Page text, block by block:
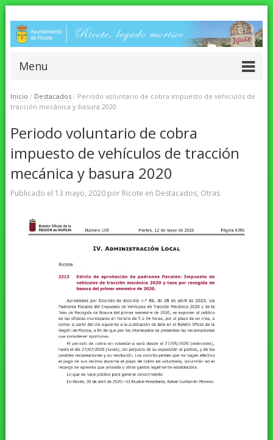
Menu
Inicio / Destacados / Periodo voluntario de cobra impuesto de vehículos de
tracción mecánica y basura 2020
Periodo voluntario de cobra
impuesto de vehículos de tracción
mecánica y basura 2020
Publicado el 13 mayo, 2020por Ricote en Destacados, Otras